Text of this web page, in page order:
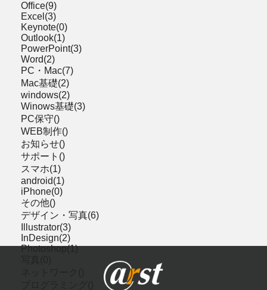
Office(9)
Excel(3)
Keynote(0)
Outlook(1)
PowerPoint(3)
Word(2)
PC・Mac(7)
Mac基礎(2)
windows(2)
Winows基礎(3)
PC保守()
WEB制作()
お知らせ()
サポート()
スマホ(1)
android(1)
iPhone(0)
その他()
デザイン・写真(6)
Illustrator(3)
InDesign(2)
Photoshop(1)